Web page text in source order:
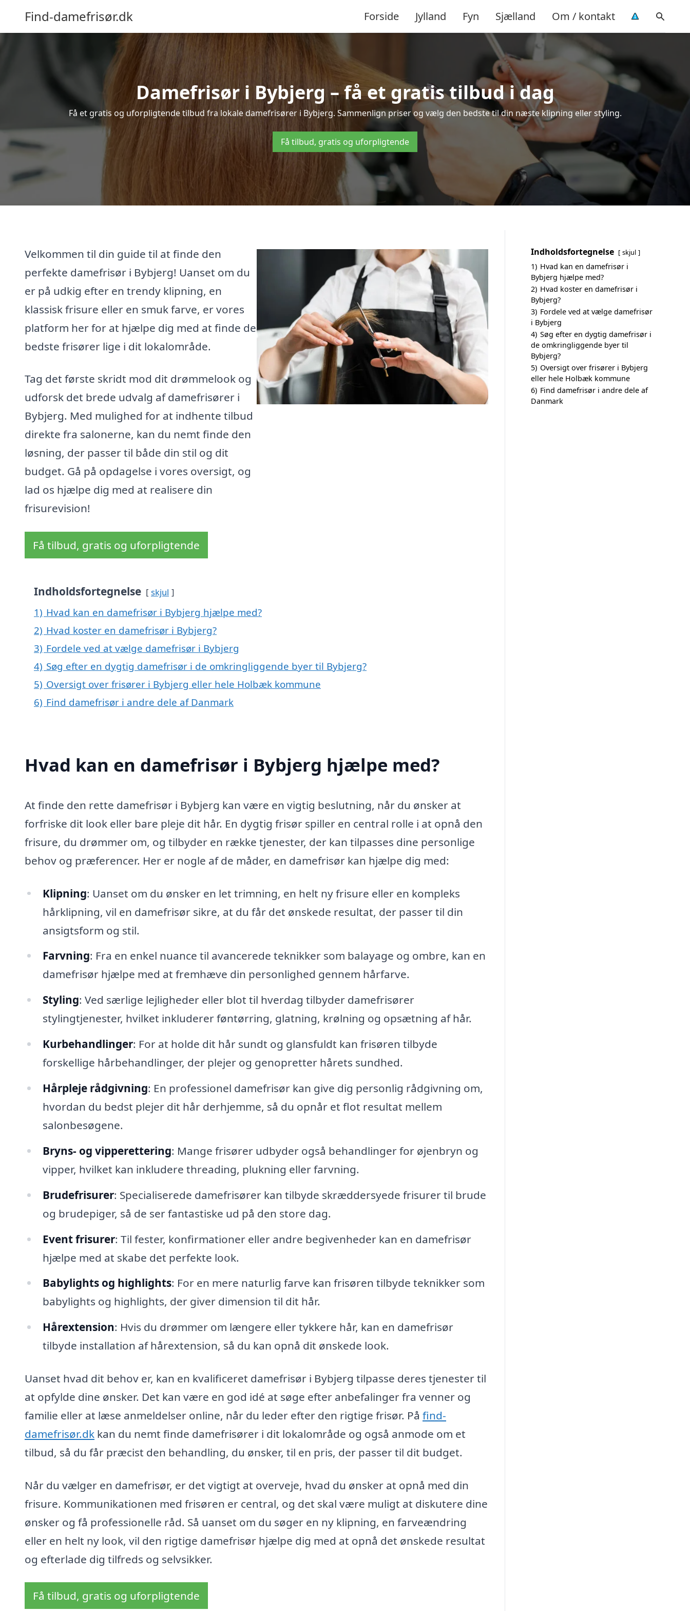
Find-damefrisør.dk Forside Jylland Fyn Sjælland Om / kontakt
Damefrisør i Bybjerg – få et gratis tilbud i dag
Få et gratis og uforpligtende tilbud fra lokale damefrisører i Bybjerg. Sammenlign priser og vælg den bedste til din næste klipning eller styling.
Få tilbud, gratis og uforpligtende
Velkommen til din guide til at finde den
perfekte damefrisør i Bybjerg! Uanset om du
er på udkig efter en trendy klipning, en
klassisk frisure eller en smuk farve, er vores
platform her for at hjælpe dig med at finde de
bedste frisører lige i dit lokalområde.
Tag det første skridt mod dit drømmelook og
udforsk det brede udvalg af damefrisører i
Bybjerg. Med mulighed for at indhente tilbud
direkte fra salonerne, kan du nemt finde den
løsning, der passer til både din stil og dit
budget. Gå på opdagelse i vores oversigt, og
lad os hjælpe dig med at realisere din
frisurevision!
Få tilbud, gratis og uforpligtende
Indholdsfortegnelse skjul
1) Hvad kan en damefrisør i Bybjerg hjælpe med?
2) Hvad koster en damefrisør i Bybjerg?
3) Fordele ved at vælge damefrisør i Bybjerg
4) Søg efter en dygtig damefrisør i de omkringliggende byer til Bybjerg?
5) Oversigt over frisører i Bybjerg eller hele Holbæk kommune
6) Find damefrisør i andre dele af Danmark
Hvad kan en damefrisør i Bybjerg hjælpe med?
At finde den rette damefrisør i Bybjerg kan være en vigtig beslutning, når du ønsker at
forfriske dit look eller bare pleje dit hår. En dygtig frisør spiller en central rolle i at opnå den
frisure, du drømmer om, og tilbyder en række tjenester, der kan tilpasses dine personlige
behov og præferencer. Her er nogle af de måder, en damefrisør kan hjælpe dig med:
Klipning: Uanset om du ønsker en let trimning, en helt ny frisure eller en kompleks
hårklipning, vil en damefrisør sikre, at du får det ønskede resultat, der passer til din
ansigtsform og stil.
Farvning: Fra en enkel nuance til avancerede teknikker som balayage og ombre, kan en
damefrisør hjælpe med at fremhæve din personlighed gennem hårfarve.
Styling: Ved særlige lejligheder eller blot til hverdag tilbyder damefrisører
stylingtjenester, hvilket inkluderer føntørring, glatning, krølning og opsætning af hår.
Kurbehandlinger: For at holde dit hår sundt og glansfuldt kan frisøren tilbyde
forskellige hårbehandlinger, der plejer og genopretter hårets sundhed.
Hårpleje rådgivning: En professionel damefrisør kan give dig personlig rådgivning om,
hvordan du bedst plejer dit hår derhjemme, så du opnår et flot resultat mellem
salonbesøgene.
Bryns- og vipperettering: Mange frisører udbyder også behandlinger for øjenbryn og
vipper, hvilket kan inkludere threading, plukning eller farvning.
Brudefrisurer: Specialiserede damefrisører kan tilbyde skræddersyede frisurer til brude
og brudepiger, så de ser fantastiske ud på den store dag.
Event frisurer: Til fester, konfirmationer eller andre begivenheder kan en damefrisør
hjælpe med at skabe det perfekte look.
Babylights og highlights: For en mere naturlig farve kan frisøren tilbyde teknikker som
babylights og highlights, der giver dimension til dit hår.
Hårextension: Hvis du drømmer om længere eller tykkere hår, kan en damefrisør
tilbyde installation af hårextension, så du kan opnå dit ønskede look.
Uanset hvad dit behov er, kan en kvalificeret damefrisør i Bybjerg tilpasse deres tjenester til
at opfylde dine ønsker. Det kan være en god idé at søge efter anbefalinger fra venner og
familie eller at læse anmeldelser online, når du leder efter den rigtige frisør. På find-
damefrisør.dk kan du nemt finde damefrisører i dit lokalområde og også anmode om et
tilbud, så du får præcist den behandling, du ønsker, til en pris, der passer til dit budget.
Når du vælger en damefrisør, er det vigtigt at overveje, hvad du ønsker at opnå med din
frisure. Kommunikationen med frisøren er central, og det skal være muligt at diskutere dine
ønsker og få professionelle råd. Så uanset om du søger en ny klipning, en farveændring
eller en helt ny look, vil den rigtige damefrisør hjælpe dig med at opnå det ønskede resultat
og efterlade dig tilfreds og selvsikker.
Få tilbud, gratis og uforpligtende
Indholdsfortegnelse skjul
1) Hvad kan en damefrisør i
Bybjerg hjælpe med?
2) Hvad koster en damefrisør i
Bybjerg?
3) Fordele ved at vælge damefrisør
i Bybjerg
4) Søg efter en dygtig damefrisør i
de omkringliggende byer til
Bybjerg?
5) Oversigt over frisører i Bybjerg
eller hele Holbæk kommune
6) Find damefrisør i andre dele af
Danmark